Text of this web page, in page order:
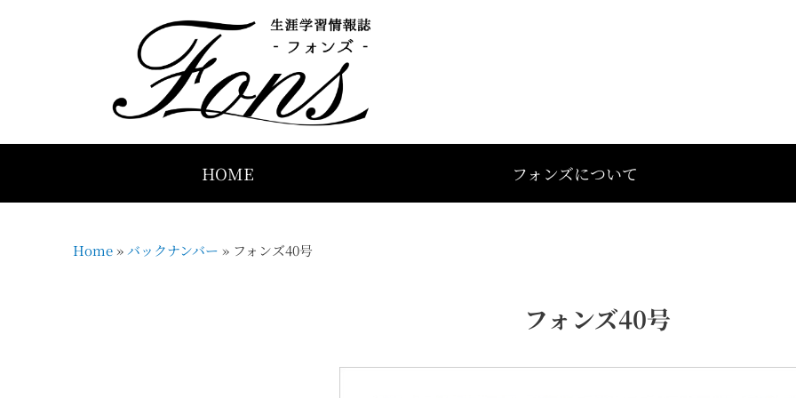
HOME フォンズについて
Home»バックナンバー » フォンズ40号
フォンズ40号